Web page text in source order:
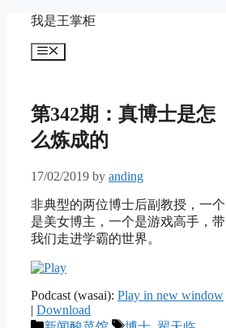
content
我是王掌柜
Menu
第342期：真博士是怎
么炼成的
17/02/2019 by anding
非典型的两位博士后副教授，一个
是美女博主，一个是游戏高手，带
我们走进学霸的世界。
Podcast (wasai): Play in new window
| Download
Categories
Tags